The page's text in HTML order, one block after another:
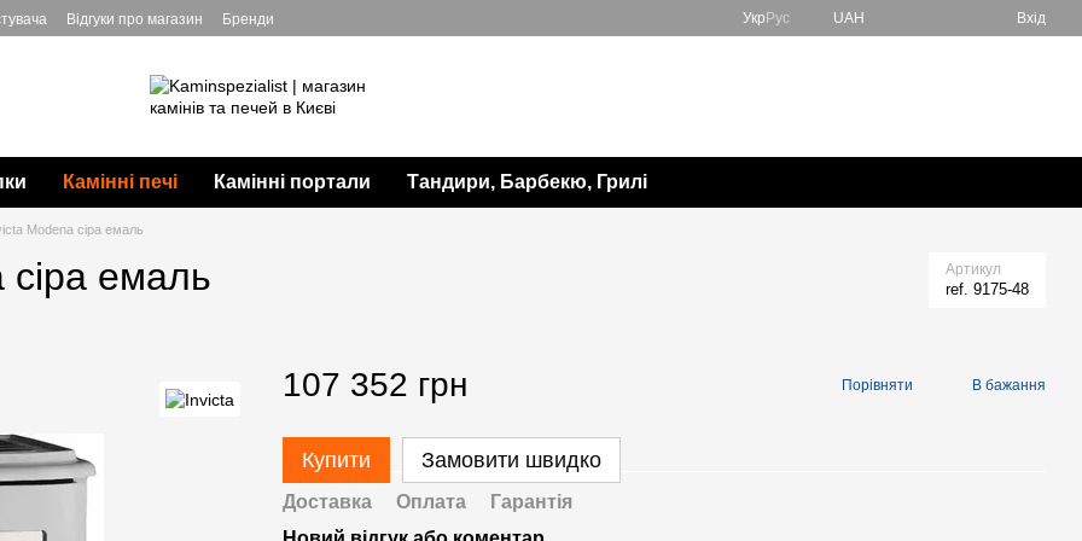
Відгуки про магазин Бренди Укр Рус UAH Вхід
Камінні печі Камінні портали Тандири, Барбекю, Грилі
Modena сіра емаль
сіра емаль Артикул
ref. 9175-48
107 352 грн Порівняти В бажання
Купити Замовити швидко
Доставка Оплата
Гарантія